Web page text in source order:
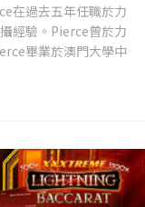
在過去五年任職於力
經驗。Pierce曾於力
畢業於澳門大學中